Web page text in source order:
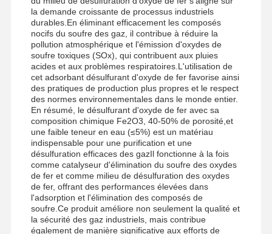
Demande De
Soumission
Oxyde de fer Desulfurizer
Diméthylaminoéthylmétacrylate
Chlorure d'ammonium acryloxyéthyl triméthyl
Polyacrylamide anionique
polyacrylamide non ionique
la demande croissante de processus industriels
durables.En éliminant efficacement les composés
nocifs du soufre des gaz, il contribue à réduire la
pollution atmosphérique et l'émission d'oxydes de
soufre toxiques (SOx), qui contribuent aux pluies
acides et aux problèmes respiratoires.L'utilisation de
cet adsorbant désulfurant d'oxyde de fer favorise ainsi
des pratiques de production plus propres et le respect
des normes environnementales dans le monde entier.
En résumé, le désulfurant d'oxyde de fer avec sa
composition chimique Fe2O3, 40-50% de porosité,et
une faible teneur en eau (≤5%) est un matériau
indispensable pour une purification et une
désulfuration efficaces des gazIl fonctionne à la fois
comme catalyseur d'élimination du soufre des oxydes
de fer et comme milieu de désulfuration des oxydes
de fer, offrant des performances élevées dans
l'adsorption et l'élimination des composés de
soufre.Ce produit améliore non seulement la qualité et
la sécurité des gaz industriels, mais contribue
également de manière significative aux efforts de